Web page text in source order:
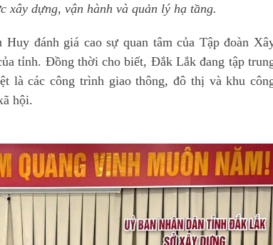
dựng, vận hành và quản lý hạ tầng.
đánh giá cao sự quan tâm của Tập đoàn
tỉnh. Đồng thời cho biết, Đắk Lắk đang tập
là các công trình giao thông, đô thị và khu
hội.